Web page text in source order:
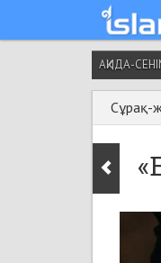
АҚИДА-
Сұрақ-